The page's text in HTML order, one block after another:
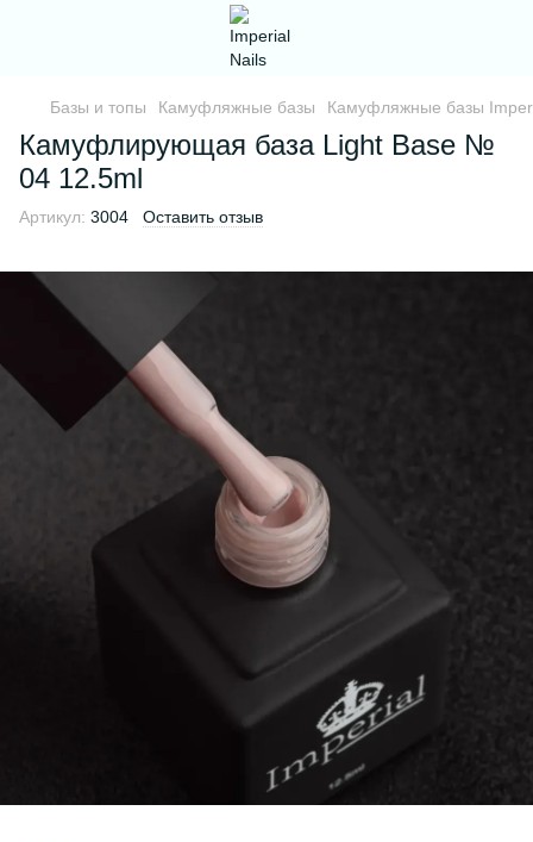
Базы и топы Камуфляжные базы Камуфляжные базы
Камуфлирующая база Light Base №
04 12.5ml
Артикул: 3004 Оставить отзыв